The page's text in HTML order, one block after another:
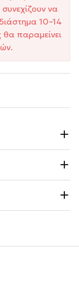
να
10–14
παραμείνει